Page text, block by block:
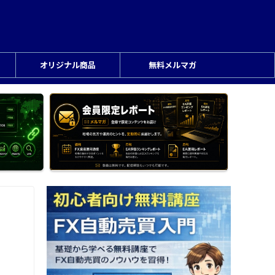
オリジナル商品 無料メルマガ